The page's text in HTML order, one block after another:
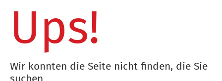
Ups!
Wir konnten die Seite nicht finden, die Sie
suchen